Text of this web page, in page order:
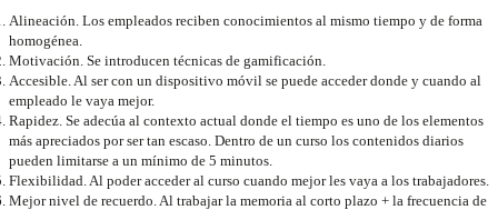
Alineación. Los empleados reciben conocimientos al mismo tiempo y de forma
homogénea.
Motivación. Se introducen técnicas de gamificación.
Accesible. Al ser con un dispositivo móvil se puede acceder donde y cuando al
empleado le vaya mejor.
Rapidez. Se adecúa al contexto actual donde el tiempo es uno de los elementos
más apreciados por ser tan escaso. Dentro de un curso los contenidos diarios
pueden limitarse a un mínimo de 5 minutos.
Flexibilidad. Al poder acceder al curso cuando mejor les vaya a los trabajadores.
Mejor nivel de recuerdo. Al trabajar la memoria al corto plazo + la frecuencia de